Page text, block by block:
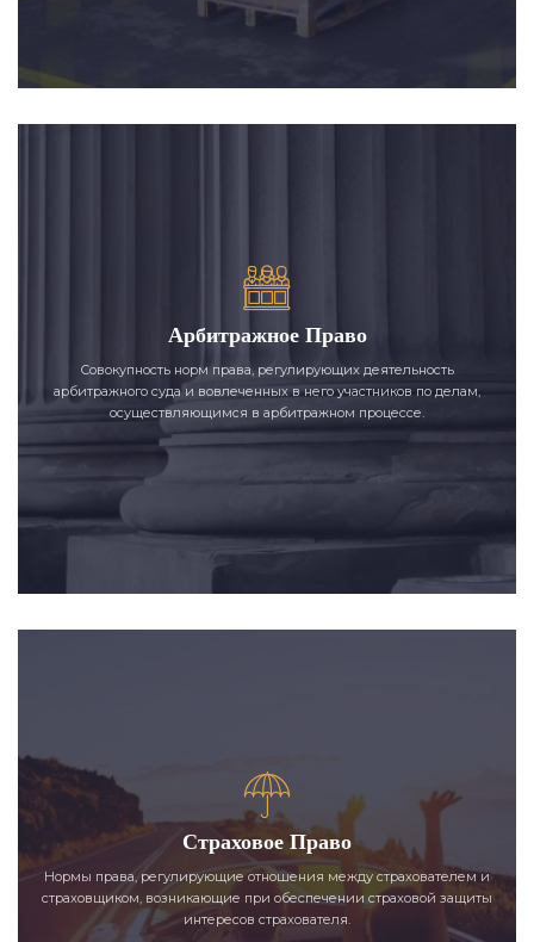
Арбитражное Право
Совокупность норм права, регулирующих деятельность
арбитражного суда и вовлеченных в него участников по делам,
осуществляющимся в арбитражном процессе.
Страховое Право
Нормы права, регулирующие отношения между страхователем и
страховщиком, возникающие при обеспечении страховой защиты
интересов страхователя.